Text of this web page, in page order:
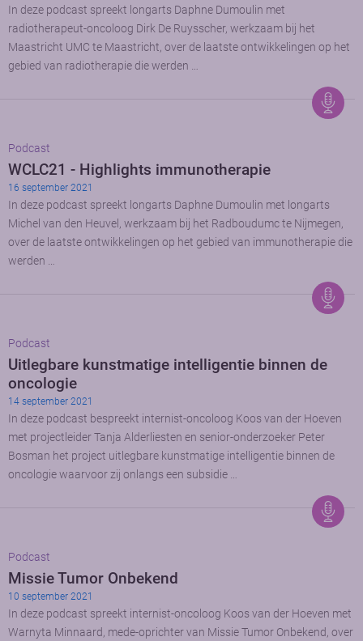
In deze podcast spreekt longarts Daphne Dumoulin met
radiotherapeut-oncoloog Dirk De Ruysscher, werkzaam bij het
Maastricht UMC te Maastricht, over de laatste ontwikkelingen op het
gebied van radiotherapie die werden …
Podcast
WCLC21 - Highlights immunotherapie
16 september 2021
In deze podcast spreekt longarts Daphne Dumoulin met longarts
Michel van den Heuvel, werkzaam bij het Radboudumc te Nijmegen,
over de laatste ontwikkelingen op het gebied van immunotherapie die
werden …
Podcast
Uitlegbare kunstmatige intelligentie binnen de
oncologie
14 september 2021
In deze podcast bespreekt internist-oncoloog Koos van der Hoeven
met projectleider Tanja Alderliesten en senior-onderzoeker Peter
Bosman het project uitlegbare kunstmatige intelligentie binnen de
oncologie waarvoor zij onlangs een subsidie …
Podcast
Missie Tumor Onbekend
10 september 2021
In deze podcast spreekt internist-oncoloog Koos van der Hoeven met
Warnyta Minnaard, mede-oprichter van Missie Tumor Onbekend, over